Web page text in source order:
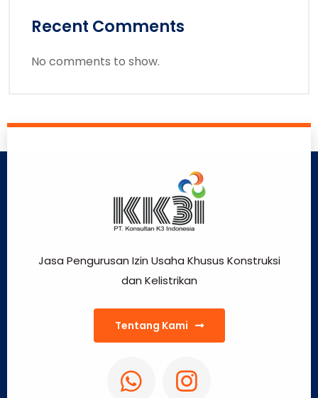
Recent Comments
No comments to show.
Jasa Pengurusan Izin Usaha Khusus Konstruksi
dan Kelistrikan
Tentang Kami